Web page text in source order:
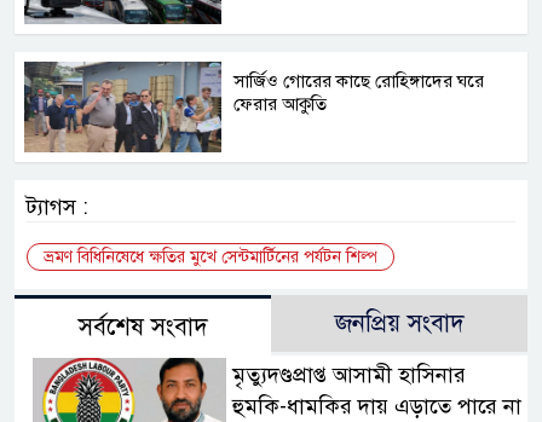
সার্জিও গোরের কাছে রোহিঙ্গাদের ঘরে
ফেরার আকুতি
ট্যাগস :
ভ্রমণ বিধিনিষেধে ক্ষতির মুখে সেন্টমার্টিনের পর্যটন শিল্প
সর্বশেষ সংবাদ জনপ্রিয় সংবাদ
মৃত্যুদণ্ডপ্রাপ্ত আসামী হাসিনার
হুমকি-ধামকির দায় এড়াতে পারে না